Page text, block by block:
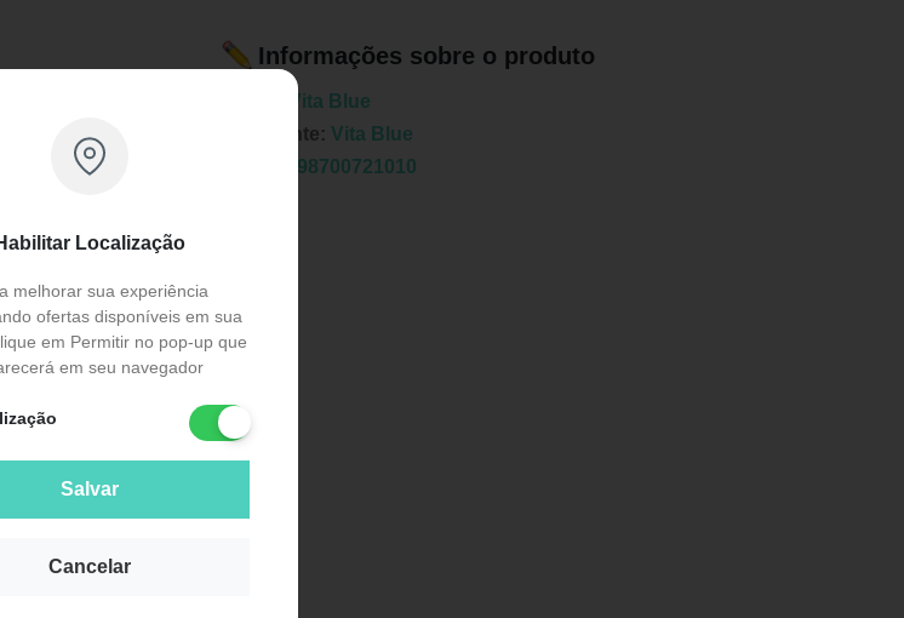
Localização
melhorar sua experiência
ofertas disponíveis em sua
em Permitir no pop-up que
em seu navegador
Salvar
Cancelar
energia,
pura, o
Informações sobre o produto
Vita Blue
Fabricante: Vita Blue
7898700721010